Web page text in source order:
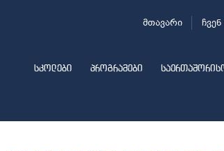
მთავარი ჩვენ
სკოლები პროგრამები